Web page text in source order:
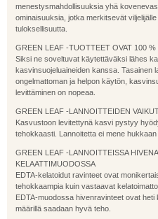
menestysmahdollisuuksia yhä
ominaisuuksia, jotka merkitsevät
tuloksellisuutta.
GREEN LEAF -TUOTTEET OVAT 100 %
Siksi ne soveltuvat käytettäväksi lähes
kasvinsuojeluaineiden kanssa. Tasainen
ongelmattoman ja helpon käytön,
levittäminen on nopeaa.
GREEN LEAF -LANNOITTEIDEN
Kasvustoon levitettynä kasvi pystyy
tehokkaasti. Lannoitetta ei mene
GREEN LEAF -LANNOITTEISSA
KELAATTIMUODOSSA
EDTA-kelatoidut ravinteet ovat
tehokkaampia kuin vastaavat
EDTA-muodossa hiven­ravinteet ovat
määrillä saadaan hyvä teho.